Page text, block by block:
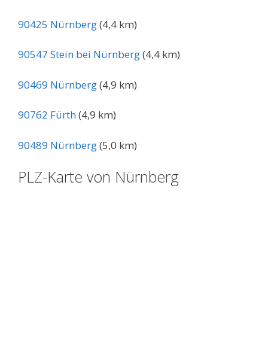
90425 Nürnberg(4,4 km)
90547 Stein bei Nürnberg(4,4 km)
90469 Nürnberg(4,9 km)
90762 Fürth(4,9 km)
90489 Nürnberg(5,0 km)
PLZ-Karte von Nürnberg